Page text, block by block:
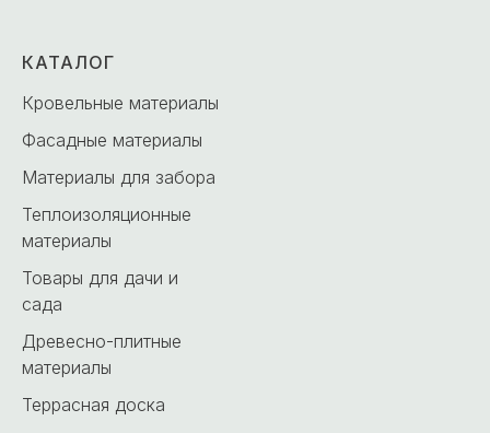
КАТАЛОГ
Кровельные материалы
Фасадные материалы
Материалы для забора
Теплоизоляционные
материалы
Товары для дачи и
сада
Древесно-плитные
материалы
Террасная доска